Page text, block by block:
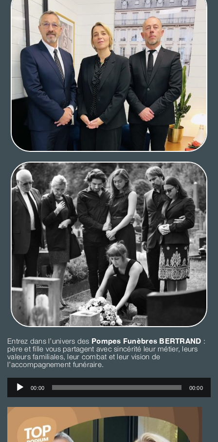
Entrez dans l’univers des Pompes Funèbres BERTRAND :
père et fille vous partagent avec sincérité leur métier, leurs
valeurs familiales, leur combat et leur vision de
l’accompagnement funéraire.
Lecteur
audio
00:00 00:00